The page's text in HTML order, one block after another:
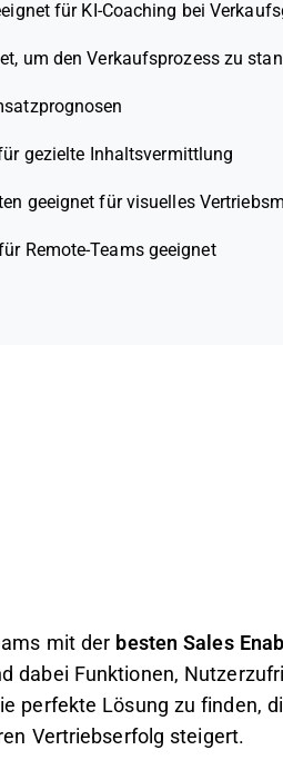
für KI-Coaching bei
um den Verkaufsprozess zu
gezielte Inhaltsvermittlung
geeignet für visuelles
Remote-Teams geeignet
mit der besten Sales
dabei Funktionen,
perfekte Lösung zu finden,
Vertriebserfolg steigert.